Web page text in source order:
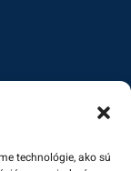
technológie, ako sú